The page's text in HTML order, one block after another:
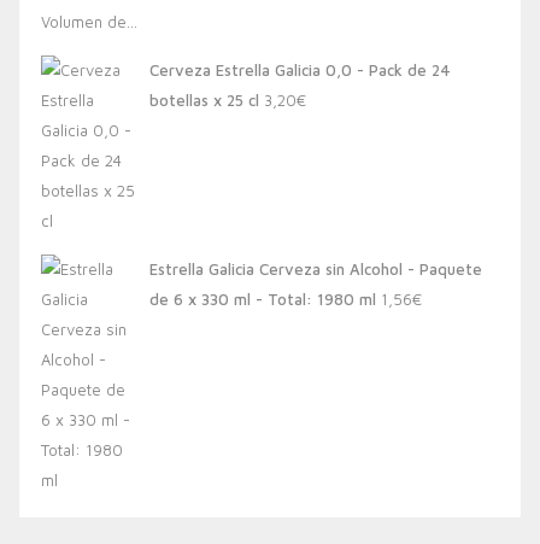
Cerveza Estrella Galicia 0,0 - Pack de 24
botellas x 25 cl 3,20€
Estrella Galicia Cerveza sin Alcohol - Paquete
de 6 x 330 ml - Total: 1980 ml 1,56€